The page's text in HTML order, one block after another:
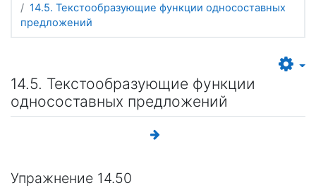
14.5. Текстообразующие функции односоставных
предложений
14.5. Текстообразующие функции
односоставных предложений
Упражнение 14.50